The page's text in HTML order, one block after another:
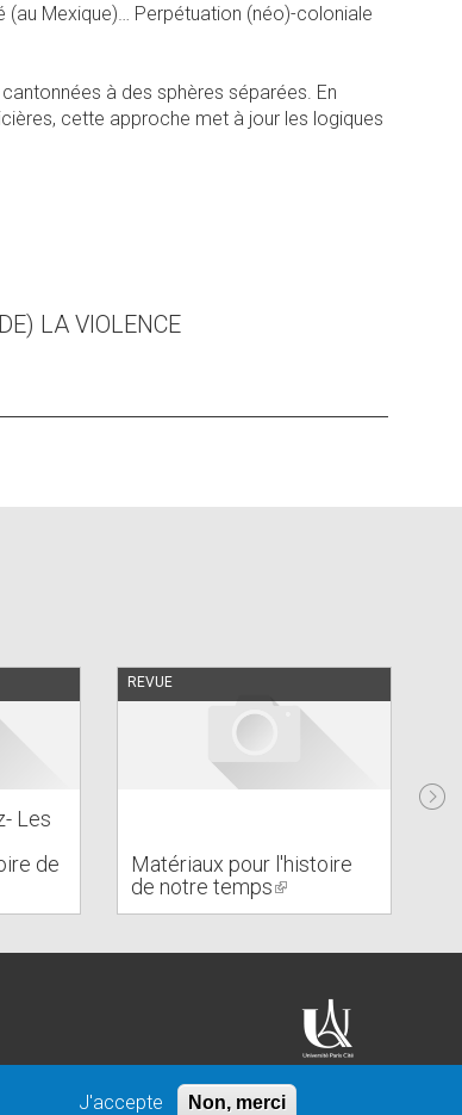
(au Mexique)… Perpétuation (néo)-coloniale
à des sphères séparées. En
cette approche met à jour les logiques
LA VIOLENCE
Les
de
REVUE
Matériaux pour l'histoire
de notre temps(link
is
J'accepte Non, merci